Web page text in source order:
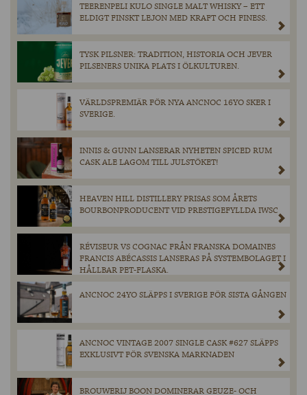
TEERENPELI KULO SINGLE MALT WHISKY – ETT
ELDIGT FINSKT LEJON MED KRAFT OCH FINESS.
TYSK PILSNER: TRADITION, HISTORIA OCH JEVER
PILSENERS UNIKA PLATS I ÖLKULTUREN.
VÄRLDSPREMIÄR FÖR NYA ANCNOC 16YO SKER I
SVERIGE.
INNIS & GUNN LANSERAR NYHETEN SPICED RUM
CASK ALE LAGOM TILL JULSTÖKET!
HEAVEN HILL DISTILLERY PRISAS SOM ÅRETS
BOURBONPRODUCENT VID PRESTIGEFYLLDA IWSC
RÉVISEUR VS COGNAC FRÅN FRANSKA DOMAINES
FRANCIS ABÉCASSIS LANSERAS PÅ SYSTEMBOLAGET I
HÅLLBAR PET-FLASKA.
ANCNOC 24YO SLÄPPS I SVERIGE FÖR SISTA GÅNGEN
ANCNOC VINTAGE 2007 SINGLE CASK #627 SLÄPPS
EXKLUSIVT FÖR SVENSKA MARKNADEN
BROUWERIJ BOON DOMINERAR GEUZE- OCH